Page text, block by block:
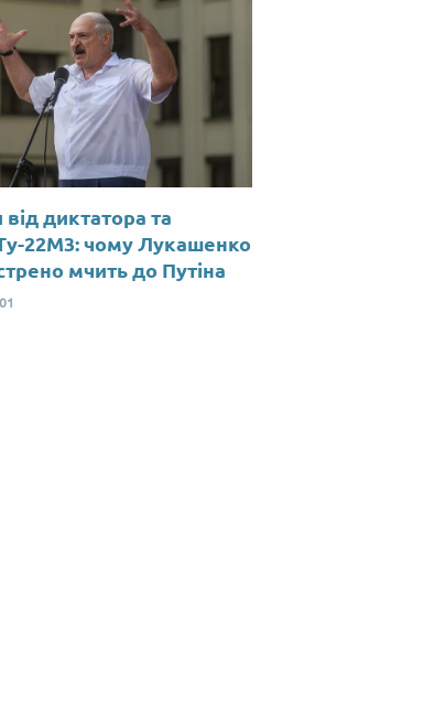
диктатора та
22М3: чому Лукашенко
мчить до Путіна